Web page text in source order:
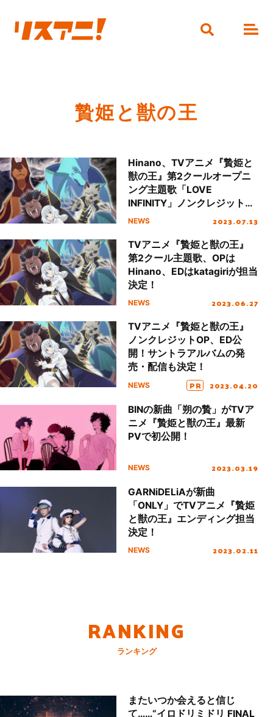
贄姫と獣の王
Hinano、TVアニメ『贄姫と
獣の王』第2クールオープニ
ング主題歌「LOVE
INFINITY」ノンクレジット映
像公開！
NEWS 2023.07.13
TVアニメ『贄姫と獣の王』
第2クール主題歌、OPは
Hinano、EDはkatagiriが担当
決定！
NEWS 2023.06.27
TVアニメ『贄姫と獣の王』
ノンクレジットOP、ED公
開！サントラアルバムの発
売・配信も決定！
NEWS PR 2023.04.20
BINの新曲「朔の贄」がTVア
ニメ『贄姫と獣の王』最新
PVで初公開！
NEWS 2023.03.19
GARNiDELiAが新曲
「ONLY」でTVアニメ『贄姫
と獣の王』エンディング担当
決定！
NEWS 2023.02.11
RANKING
ランキング
またいつか会えると信じ
て……“イロドリミドリ FINAL